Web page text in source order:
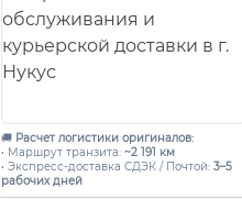
🚚 Расчет логистики оригиналов:
• Маршрут транзита: ~2 191 км
• Экспресс-доставка СДЭК / Почтой: 3–5
рабочих дней